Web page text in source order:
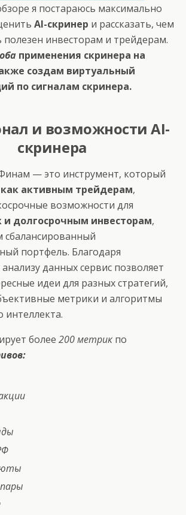
я постараюсь максимально
AI-скринер и рассказать, чем
инвесторам и трейдерам.
применения скринера на
создам виртуальный
по сигналам скринера.
и возможности AI-
скринера
— это инструмент, который
как активным трейдерам,
возможности для
и долгосрочным инвесторам,
портфель. Благодаря
данных сервис позволяет
идеи для разных стратегий,
метрики и алгоритмы
интеллекта.
более 200 метрик по